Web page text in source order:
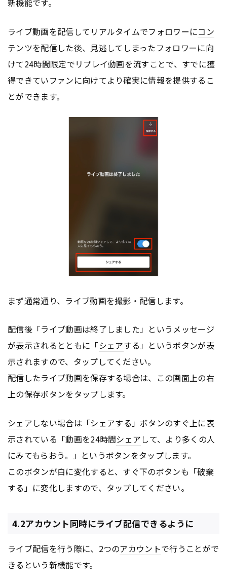
新機能です。
ライブ動画を配信してリアルタイムでフォロワーにコン
テンツを配信した後、見逃してしまったフォロワーに向
けて24時間限定でリプレイ動画を流すことで、すでに獲
得できていファンに向けてより確実に情報を提供するこ
とができます。
まず通常通り、ライブ動画を撮影・配信します。
配信後「ライブ動画は終了しました」というメッセージ
が表示されるとともに「シェアする」というボタンが表
示されますので、タップしてください。
配信したライブ動画を保存する場合は、この画面上の右
上の保存ボタンをタップします。
シェアしない場合は「シェアする」ボタンのすぐ上に表
示されている「動画を24時間シェアして、より多くの人
にみてもらおう。」というボタンをタップします。
このボタンが白に変化すると、すぐ下のボタンも「破棄
する」に変化しますので、タップしてください。
4.2アカウント同時にライブ配信できるように
ライブ配信を行う際に、2つのアカウントで行うことがで
きるという新機能です。